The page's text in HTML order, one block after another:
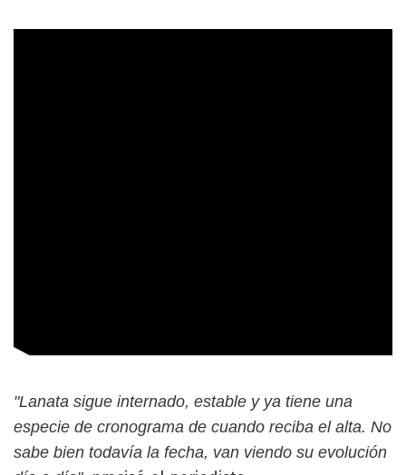
"Lanata sigue internado, estable y ya tiene una
especie de cronograma de cuando reciba el alta. No
sabe bien todavía la fecha, van viendo su evolución